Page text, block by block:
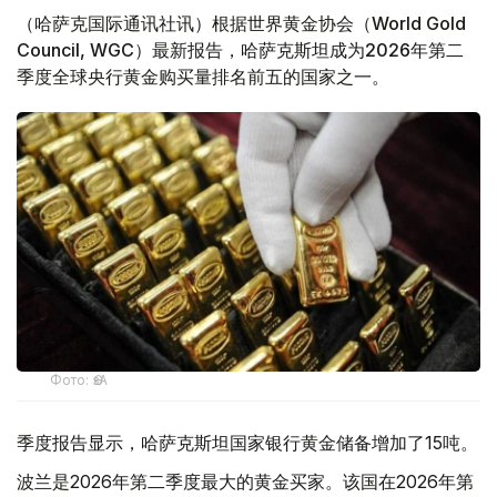
（哈萨克国际通讯社讯）根据世界黄金协会（World Gold
Council, WGC）最新报告，哈萨克斯坦成为2026年第二
季度全球央行黄金购买量排名前五的国家之一。
Фото: ӨзА
季度报告显示，哈萨克斯坦国家银行黄金储备增加了15吨。
波兰是2026年第二季度最大的黄金买家。该国在2026年第